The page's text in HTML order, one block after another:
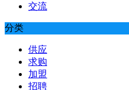
交流
分类
供应
求购
加盟
招聘